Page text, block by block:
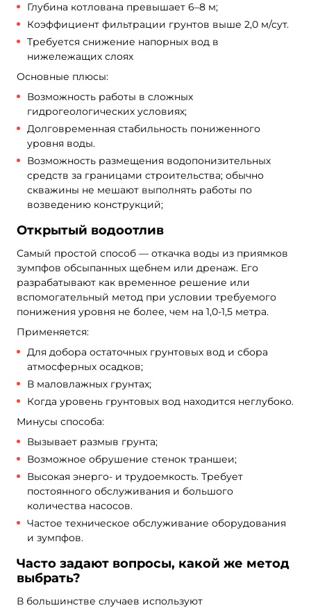
Глубина котлована превышает 6–8 м;
Коэффициент фильтрации грунтов выше 2,0 м/сут.
Требуется снижение напорных вод в
нижележащих слоях
Основные плюсы:
Возможность работы в сложных
гидрогеологических условиях;
Долговременная стабильность пониженного
уровня воды.
Возможность размещения водопонизительных
средств за границами строительства; обычно
скважины не мешают выполнять работы по
возведению конструкций;
Открытый водоотлив
Самый простой способ — откачка воды из приямков
зумпфов обсыпанных щебнем или дренаж. Его
разрабатывают как временное решение или
вспомогательный метод при условии требуемого
понижения уровня не более, чем на 1,0-1,5 метра.
Применяется:
Для добора остаточных грунтовых вод и сбора
атмосферных осадков;
В маловлажных грунтах;
Когда уровень грунтовых вод находится неглубоко.
Минусы способа:
Вызывает размыв грунта;
Возможное обрушение стенок траншеи;
Высокая энерго- и трудоемкость. Требует
постоянного обслуживания и большого
количества насосов.
Частое техническое обслуживание оборудования
и зумпфов.
Часто задают вопросы, какой же метод
выбрать?
В большинстве случаев используют